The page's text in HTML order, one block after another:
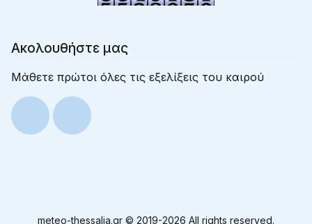
Ακολουθήστε μας
Μάθετε πρώτοι όλες τις εξελίξεις του καιρού
meteo-thessalia.gr © 2019-2026 All rights reserved.